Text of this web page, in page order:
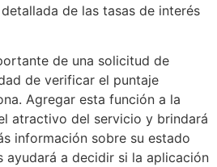
de las tasas de interés
de una solicitud de
de verificar el puntaje
Agregar esta función a la
atractivo del servicio y brindará
información sobre su estado
ayudará a decidir si la aplicación